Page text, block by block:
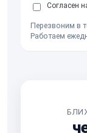
Согласен
Перезвоним в
Работаем